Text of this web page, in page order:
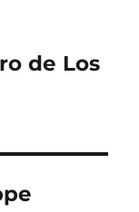
de Los